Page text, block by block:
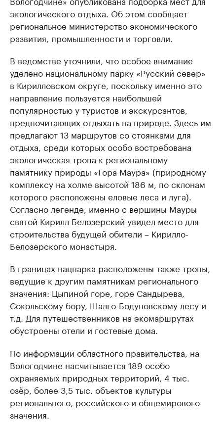
экологического отдыха. Об этом сообщает
региональное министерство экономического
развития, промышленности и торговли.
В ведомстве уточнили, что особое внимание
уделено национальному парку «Русский север»
в Кирилловском округе, поскольку именно это
направление пользуется наибольшей
популярностью у туристов и экскурсантов,
предпочитающих отдыхать на природе. Здесь им
предлагают 13 маршрутов со стоянками для
отдыха, среди которых особо востребована
экологическая тропа к региональному
памятнику природы «Гора Маура» (природному
комплексу на холме высотой 186 м, по склонам
которого расположены еловые леса и луга).
Согласно легенде, именно с вершины Мауры
святой Кирилл Белозерский увидел место для
строительства будущей обители – Кирилло-
Белозерского монастыря.
В границах нацпарка расположены также тропы,
ведущие к другим памятникам регионального
значения: Цыпиной горе, горе Сандырева,
Сокольскому бору, Шалго-Бодуновскому лесу и
т.д. Для путешественников на экомаршрутах
обустроены отели и гостевые дома.
По информации областного правительства, на
Вологодчине насчитывается 189 особо
охраняемых природных территорий, 4 тыс.
озёр, более 3,5 тыс. объектов культуры
регионального, российского и общемирового
значения.